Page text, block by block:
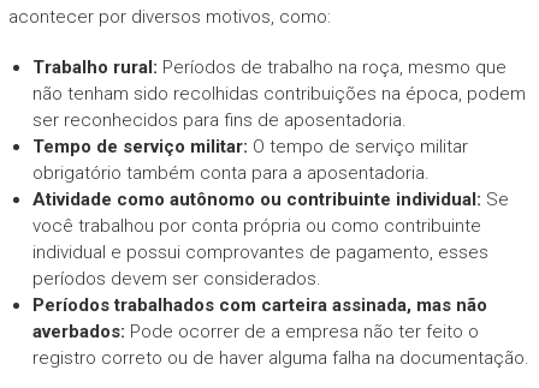
acontecer por diversos motivos, como:
Trabalho rural: Períodos de trabalho na roça, mesmo que
não tenham sido recolhidas contribuições na época, podem
ser reconhecidos para fins de aposentadoria.
Tempo de serviço militar: O tempo de serviço militar
obrigatório também conta para a aposentadoria.
Atividade como autônomo ou contribuinte individual: Se
você trabalhou por conta própria ou como contribuinte
individual e possui comprovantes de pagamento, esses
períodos devem ser considerados.
Períodos trabalhados com carteira assinada, mas não
averbados: Pode ocorrer de a empresa não ter feito o
registro correto ou de haver alguma falha na documentação.